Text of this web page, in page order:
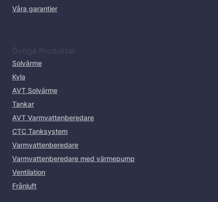
Våra garantier
Övriga Produkter
Solvärme
Kyla
AVT Solvärme
Tankar
AVT Varmvattenberedare
CTC Tanksystem
Varmvattenberedare
Varmvattenberedare med värmepump
Ventilation
Frånluft